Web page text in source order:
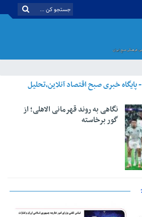
قهرمانی الاهلی Archives - پایگاه خبری صبح اقتصاد آنلاین،تحلیل
نگاهی به روند قهرمانی الاهلی؛ از
گور برخاسته